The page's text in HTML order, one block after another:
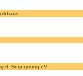
d. Begegnung eV